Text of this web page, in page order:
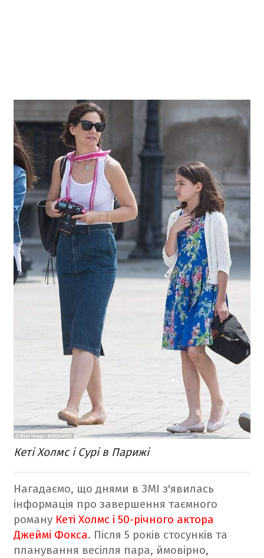
Кеті Холмс і Сурі в Парижі
Нагадаємо, що днями в ЗМІ з'явилась
інформація про завершення таємного
роману Кеті Холмс і 50-річного актора
Джеймі Фокса. Після 5 років стосунків та
планування весілля пара, ймовірно,